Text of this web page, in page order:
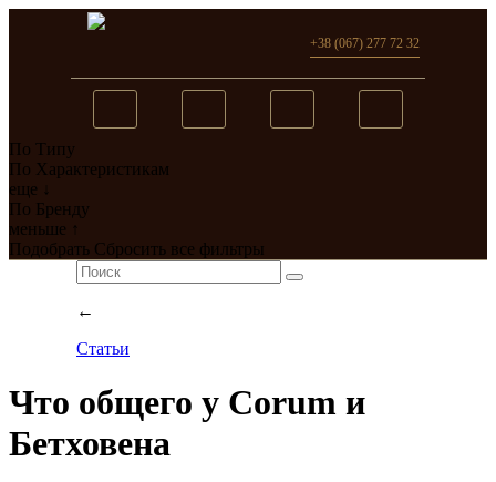
Вы добавили в сравнение
перейти
+38 (067) 277 72 32
По Типу
По Характеристикам
еще ↓
По Бренду
меньше ↑
Подобрать Сбросить все фильтры
←
Статьи
Что общего у Corum и
Бетховена